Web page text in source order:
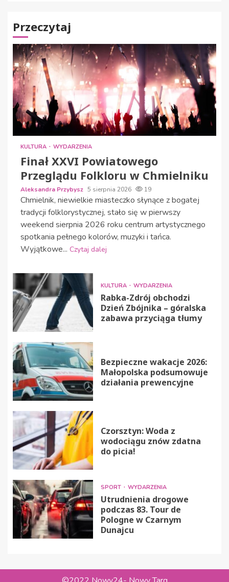
Przeczytaj
KULTURA WYDARZENIA
Finał XXVI Powiatowego
Przeglądu Folkloru w Chmielniku
Aleksandra Przybysz 5 sierpnia 2026 19
Chmielnik, niewielkie miasteczko słynące z bogatej
tradycji folklorystycznej, stało się w pierwszy
weekend sierpnia 2026 roku centrum artystycznego
spotkania pełnego kolorów, muzyki i tańca.
Wyjątkowe... Czytaj dalej
KULTURA WYDARZENIA
Rabka-Zdrój obchodzi
Dzień Zbójnika – góralska
zabawa przyciąga tłumy
Bezpieczne wakacje 2026:
Małopolska podsumowuje
działania prewencyjne
Czorsztyn: Woda z
wodociągu znów zdatna
do picia!
SPORT WYDARZENIA
Utrudnienia drogowe
podczas 83. Tour de
Pologne w Czarnym
Dunajcu